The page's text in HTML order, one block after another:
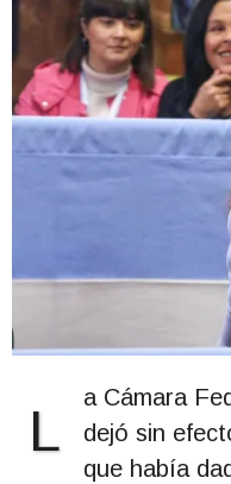
L
a Cámara
dejó sin
que había